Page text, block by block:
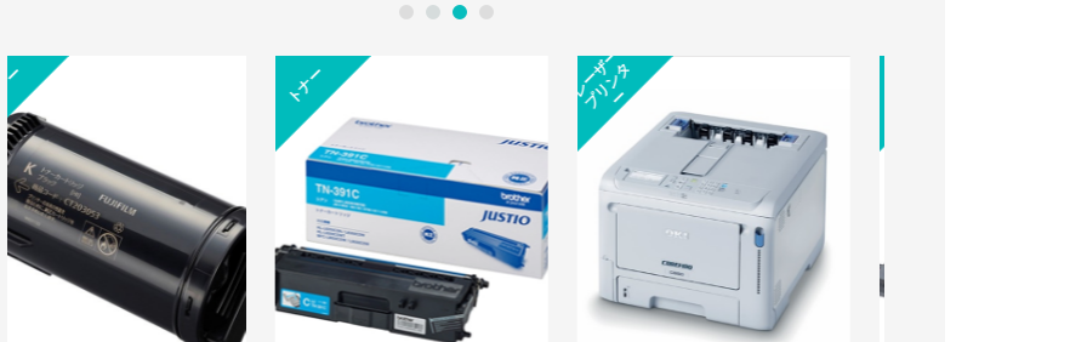
ザ
タ トナー トナー
1 2 3 4